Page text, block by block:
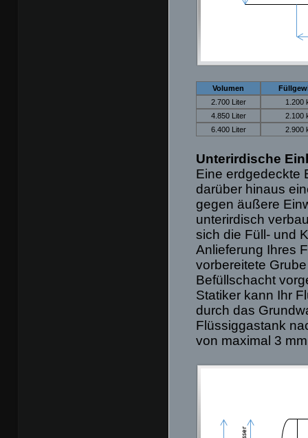
Volumen
2.700 Liter
1.200
4.850 Liter
2.100
6.400 Liter
2.900
Unterirdische
Eine erdgedeckte
darüber hinaus
gegen äußere
unterirdisch
sich die Füll- und
Anlieferung Ihres
vorbereitete
Befüllschacht
Statiker kann Ihr
durch das
Flüssiggastank
von maximal 3